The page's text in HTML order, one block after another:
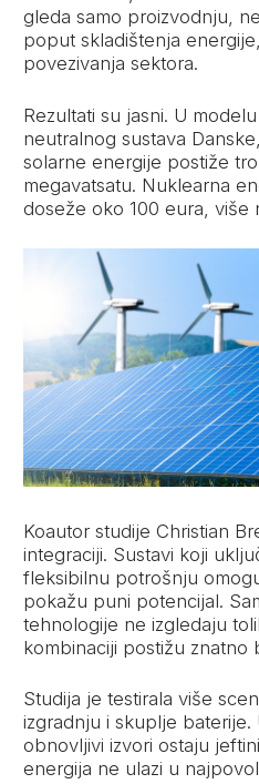
gleda samo proizvodnju,
poput skladištenja
povezivanja sektora.
Rezultati su jasni. U
neutralnog sustava
solarne energije postiže
megavatsatu. Nuklearna
doseže oko 100 eura, više
Koautor studije Christian
integraciji. Sustavi koji
fleksibilnu potrošnju
pokažu puni potencijal.
tehnologije ne izgledaju
kombinaciji postižu znatno
Studija je testirala više
izgradnju i skuplje baterije.
obnovljivi izvori ostaju
energija ne ulazi u